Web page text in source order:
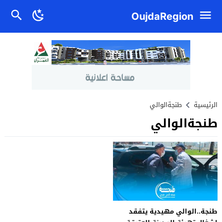
OujdaRegion
الرئيسية طنجةالوالي
طنجةالوالي
طنجة..الوالي مهيدية يتفقد